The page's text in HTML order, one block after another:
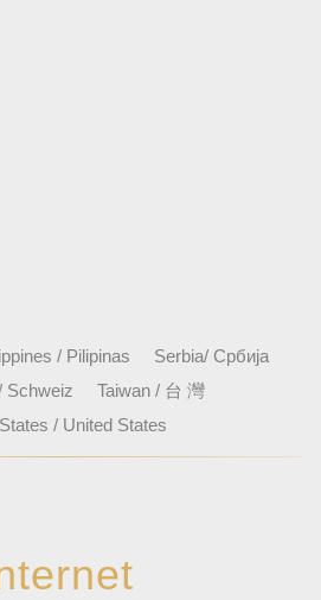
/ Pilipinas
Serbia/ Србија
Schweiz
Taiwan / 台 灣
/ United States